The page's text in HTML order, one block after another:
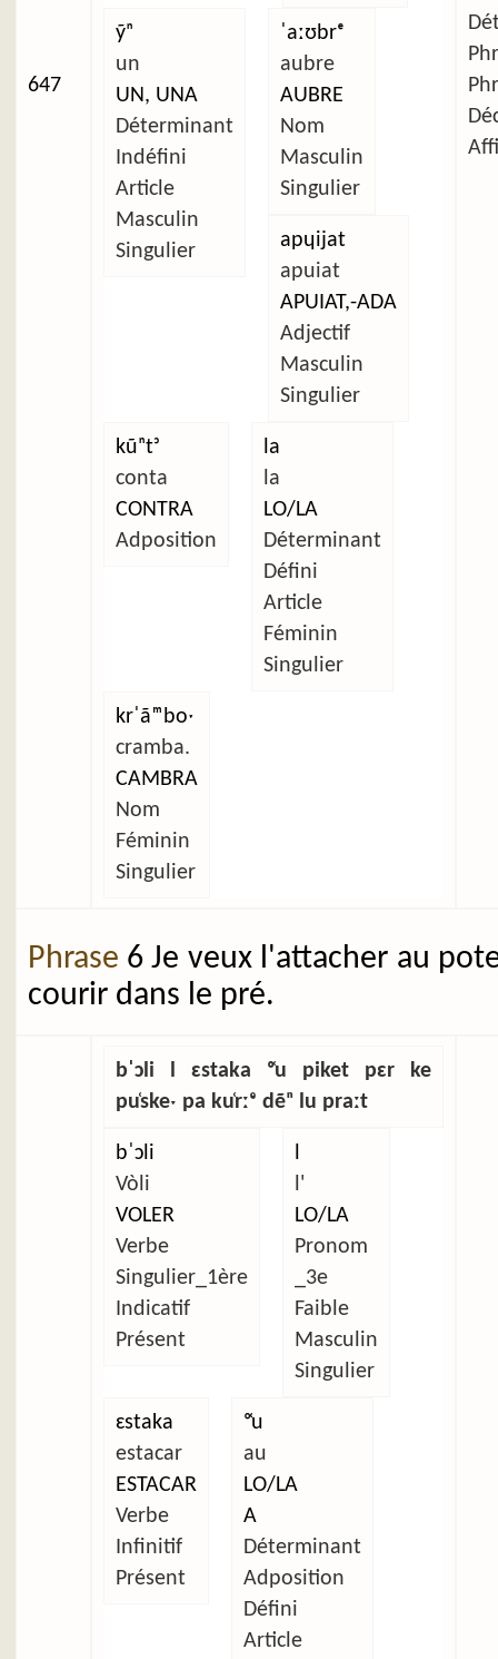
647
ỹⁿ
un
UN, UNA
Déterminant
Indéfini
Article
Masculin
Singulier
ˈaːʊbrᵉ
aubre
AUBRE
Nom
Masculin
Singulier
apɥijat
apuiat
APUIAT,-ADA
Adjectif
Masculin
Singulier
kũⁿtᵓ
conta
CONTRA
Adposition
la
la
LO/LA
Déterminant
Défini
Article
Féminin
Singulier
krˈãᵐboˑ
cramba.
CAMBRA
Nom
Féminin
Singulier
Phrase 6 Je veux l'attacher au
courir dans le pré.
bˈɔli l ɛstaka ᵒ̜u piket pɛr ke
pu̜skeˑ pa ku̜rːᵉ dẽⁿ lu praːt
bˈɔli
Vòli
VOLER
Verbe
Singulier_1ère
Indicatif
Présent
l'
LO/LA
Pronom
_3e
Faible
Masculin
Singulier
ɛstaka
estacar
ESTACAR
Verbe
Infinitif
Présent
ᵒ̜u
au
LO/LA
A
Déterminant
Adposition
Défini
Article